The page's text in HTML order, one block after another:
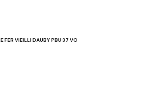
FER VIEILLI DAUBY PBU 37 VO